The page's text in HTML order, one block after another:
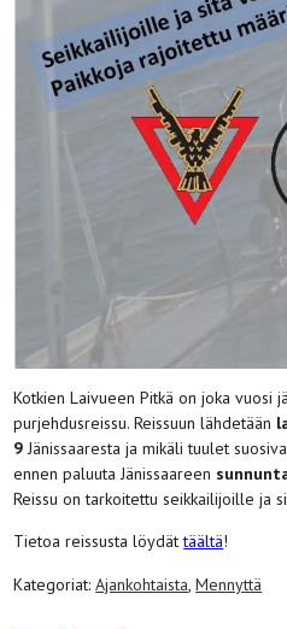
Kotkien Laivueen Pitkä on joka vuosi
purjehdusreissu. Reissuun lähdetään
9 Jänissaaresta ja mikäli tuulet
ennen paluuta Jänissaareen
Reissu on tarkoitettu seikkailijoille ja
Tietoa reissusta löydät täältä!
Kategoriat:Ajankohtaista ,Mennyttä